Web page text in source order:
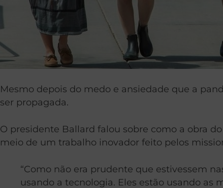
Mesmo depois do medo e ansiedade que a
ser propagada.
O presidente Ballard falou sobre como a obra
meio de um trabalho inovador feito pelos
“Como não era prudente que estivessem
usando a tecnologia. Eles estão usando as